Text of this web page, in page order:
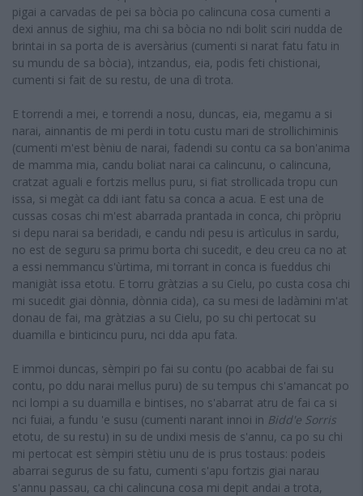
pigai a carvadas de pei sa bòcia po calincuna cosa cumenti a
dexi annus de sighiu, ma chi sa bòcia no ndi bolit sciri nudda de
brintai in sa porta de is aversàrius (cumenti si narat fatu fatu in
su mundu de sa bòcia), intzandus, eia, podis feti chistionai,
cumenti si fait de su restu, de una dì trota.
E torrendi a mei, e torrendi a nosu, duncas, eia, megamu a si
narai, ainnantis de mi perdi in totu custu mari de strollichiminis
(cumenti m'est bèniu de narai, fadendi su contu ca sa bon'anima
de mamma mia, candu boliat narai ca calincunu, o calincuna,
cratzat aguali e fortzis mellus puru, si fiat strollicada tropu cun
issa, si megàt ca ddi iant fatu sa conca a acua. E est una de
cussas cosas chi m'est abarrada prantada in conca, chi pròpriu
si depu narai sa beridadi, e candu ndi pesu is artìculus in sardu,
no est de seguru sa primu borta chi sucedit, e deu creu ca no at
a essi nemmancu s'ùrtima, mi torrant in conca is fueddus chi
manigiàt issa etotu. E torru gràtzias a su Cielu, po custa cosa chi
mi sucedit giai dònnia, dònnia cida), ca su mesi de ladàmini m'at
donau de fai, ma gràtzias a su Cielu, po su chi pertocat su
duamilla e binticincu puru, nci dda apu fata.
E immoi duncas, sèmpiri po fai su contu (po acabbai de fai su
contu, po ddu narai mellus puru) de su tempus chi s'amancat po
nci lompi a su duamilla e bintises, no s'abarrat atru de fai ca si
nci fuiai, a fundu 'e susu (cumenti narant innoi in Bidd'e Sorris
etotu, de su restu) in su de undixi mesis de s'annu, ca po su chi
mi pertocat est sèmpiri stètiu unu de is prus tostaus: podeis
abarrai segurus de su fatu, cumenti s'apu fortzis giai narau
s'annu passau, ca chi calincuna cosa mi depit andai a trota,